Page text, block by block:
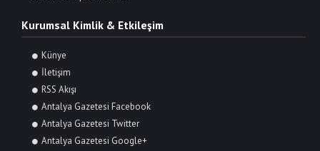
Kurumsal Kimlik & Etkileşim
Künye
İletişim
RSS Akışı
Antalya Gazetesi Facebook
Antalya Gazetesi Twitter
Antalya Gazetesi Google+